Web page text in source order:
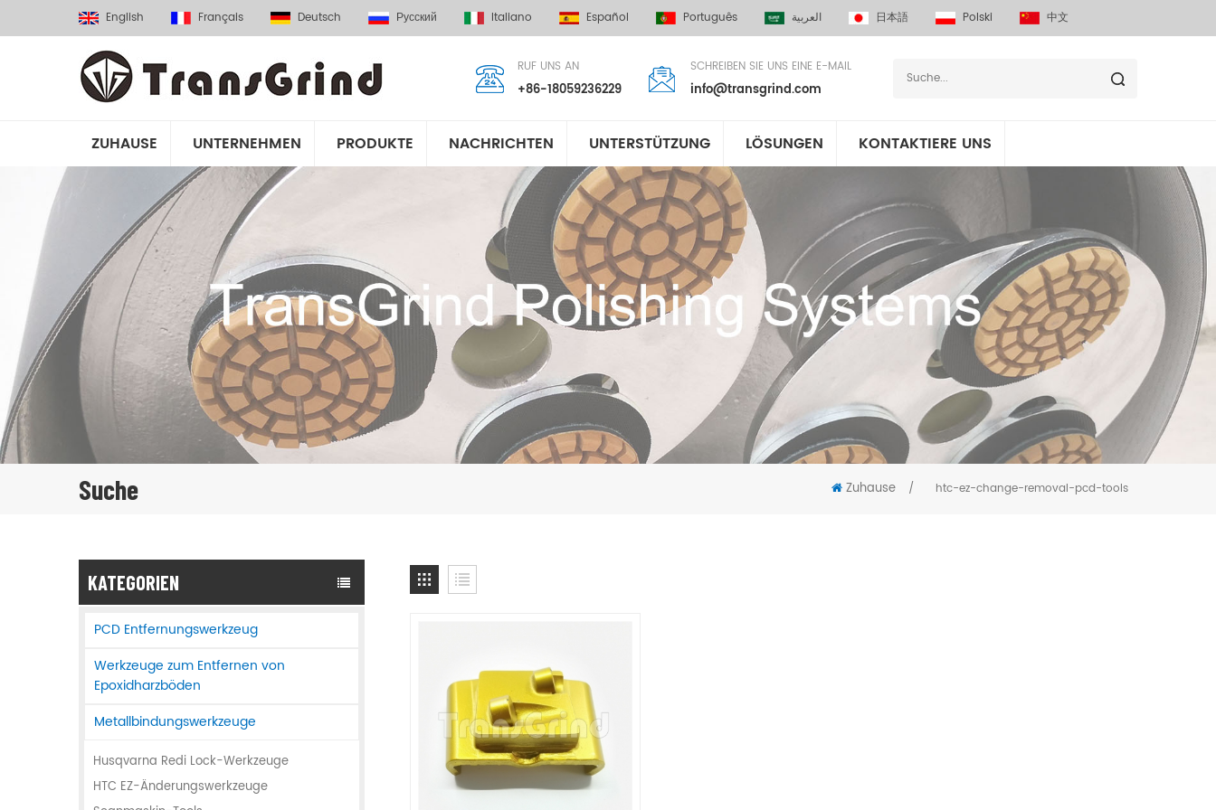
English Français Deutsch Русский Italiano Español Português العربية 日本語 Polski 中文
RUF UNS AN
+86-18059236229
SCHREIBEN SIE UNS EINE E-MAIL
info@transgrind.com
ZUHAUSE UNTERNEHMEN PRODUKTE NACHRICHTEN UNTERSTÜTZUNG LÖSUNGEN KONTAKTIERE UNS
Suche Zuhause / htc-ez-change-removal-pcd-tools
KATEGORIEN
PCD Entfernungswerkzeug
Werkzeuge zum Entfernen von
Epoxidharzböden
Metallbindungswerkzeuge
Husqvarna Redi Lock-Werkzeuge
HTC EZ-Änderungswerkzeuge